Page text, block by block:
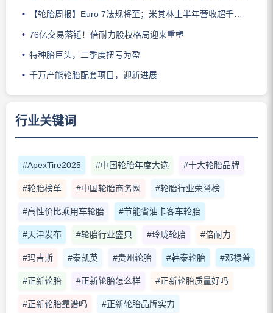
【轮胎周报】Euro 7法规将至；米其林上半年营收超千亿；倍耐力上半年盈利稳增；龙星炭黑斩获欧洲近万吨订单
76亿交易落锤！倍耐力股权格局迎来重塑
特种胎巨头，二季度扭亏为盈
千万产能轮胎配套项目，迎新进展
行业关键词
#ApexTire2025 #中国轮胎年度大选 #十大轮胎品牌
#轮胎榜单 #中国轮胎商务网 #轮胎行业荣誉榜
#高性价比乘用车轮胎 #节能省油卡客车轮胎
#天津发布 #轮胎行业盛典 #玲珑轮胎 #倍耐力
#玛吉斯 #泰凯英 #贵州轮胎 #韩泰轮胎 #邓禄普
#正新轮胎 #正新轮胎怎么样 #正新轮胎质量好吗
#正新轮胎靠谱吗 #正新轮胎品牌实力